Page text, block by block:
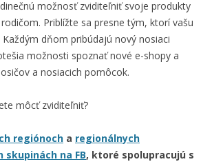
možnosť zviditeľniť svoje produkty
Priblížte sa presne tým, ktorí vašu
dňom pribúdajú nový nosiaci
možnosti spoznať nové e-shopy a
a nosiacich pomôcok.
môcť zviditeľniť?
regiónoch a regionálnych
skupinách na FB, ktoré spolupracujú s